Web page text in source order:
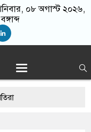
০৮ অগাস্ট ২০২৬,